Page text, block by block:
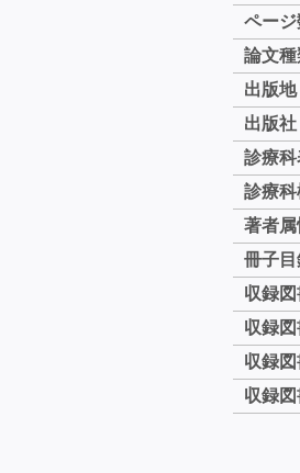
ページ
論文種
出版地
出版社
診療
診療
著者
冊子目
収録
収録
収録
収録